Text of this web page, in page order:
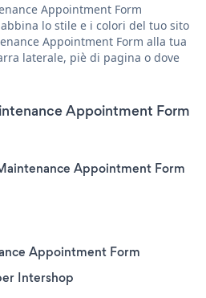
Appointment Form
lo stile e i colori del tuo sito
Appointment Form alla tua
laterale, piè di pagina o dove
Appointment Form
Appointment Form
Appointment Form
Intershop